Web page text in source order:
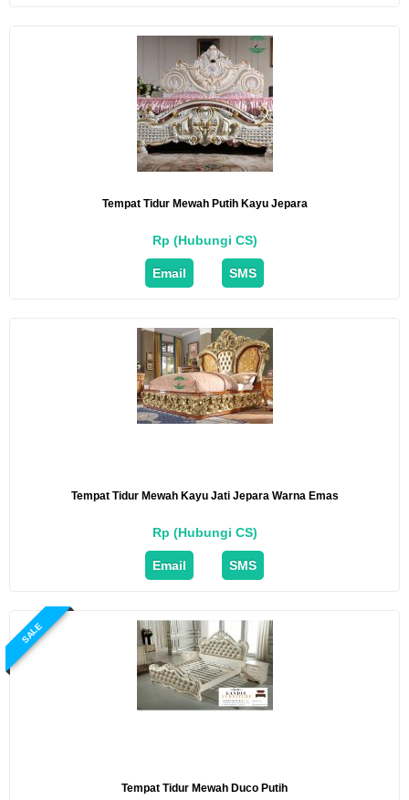
Tempat Tidur Mewah Putih Kayu Jepara
Rp (Hubungi CS)
Email SMS
Tempat Tidur Mewah Kayu Jati Jepara Warna Emas
Rp (Hubungi CS)
Email SMS
SALE
Tempat Tidur Mewah Duco Putih